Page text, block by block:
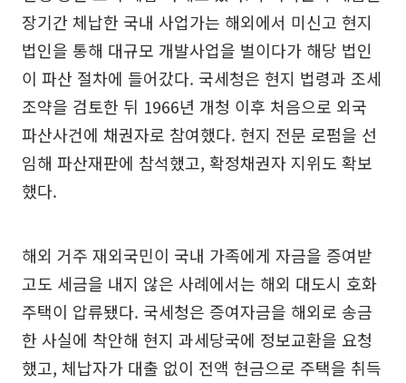
장기간 체납한 국내 사업가는 해외에서 미신고 현지
법인을 통해 대규모 개발사업을 벌이다가 해당 법인
이 파산 절차에 들어갔다. 국세청은 현지 법령과 조세
조약을 검토한 뒤 1966년 개청 이후 처음으로 외국
파산사건에 채권자로 참여했다. 현지 전문 로펌을 선
임해 파산재판에 참석했고, 확정채권자 지위도 확보
했다.
해외 거주 재외국민이 국내 가족에게 자금을 증여받
고도 세금을 내지 않은 사례에서는 해외 대도시 호화
주택이 압류됐다. 국세청은 증여자금을 해외로 송금
한 사실에 착안해 현지 과세당국에 정보교환을 요청
했고, 체납자가 대출 없이 전액 현금으로 주택을 취득